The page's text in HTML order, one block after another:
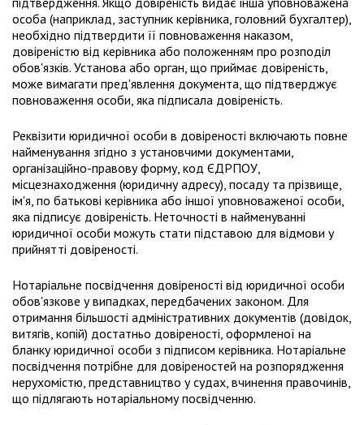
особа (наприклад, заступник керівника, головний бухгалтер),
необхідно підтвердити її повноваження наказом,
довіреністю від керівника або положенням про розподіл
обов'язків. Установа або орган, що приймає довіреність,
може вимагати пред'явлення документа, що підтверджує
повноваження особи, яка підписала довіреність.
Реквізити юридичної особи в довіреності включають повне
найменування згідно з установчими документами,
організаційно-правову форму, код ЄДРПОУ,
місцезнаходження (юридичну адресу), посаду та прізвище,
ім'я, по батькові керівника або іншої уповноваженої особи,
яка підписує довіреність. Неточності в найменуванні
юридичної особи можуть стати підставою для відмови у
прийнятті довіреності.
Нотаріальне посвідчення довіреності від юридичної особи
обов'язкове у випадках, передбачених законом. Для
отримання більшості адміністративних документів (довідок,
витягів, копій) достатньо довіреності, оформленої на
бланку юридичної особи з підписом керівника. Нотаріальне
посвідчення потрібне для довіреностей на розпорядження
нерухомістю, представництво у судах, вчинення правочинів,
що підлягають нотаріальному посвідченню.